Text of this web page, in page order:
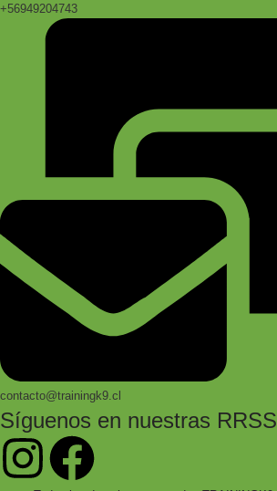
+56949204743
contacto@trainingk9.cl
Síguenos en nuestras RRSS